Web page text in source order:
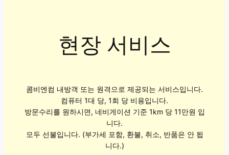
현장 서비스
콤비엔컴 내방객 또는 원격으로 제공되는 서비스입니다.
컴퓨터 1대 당, 1회 당 비용입니다.
방문수리를 원하시면, 네비게이션 기준 1km 당 11만원 입
니다.
모두 선불입니다. (부가세 포함, 환불, 취소, 반품은 안 됩
니다.)